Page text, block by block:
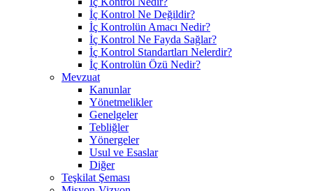
İç Kontrol Ne Değildir?
İç Kontrolün Amacı Nedir?
İç Kontrol Ne Fayda Sağlar?
İç Kontrol Standartları Nelerdir?
İç Kontrolün Özü Nedir?
Mevzuat
Kanunlar
Yönetmelikler
Genelgeler
Tebliğler
Yönergeler
Usul ve Esaslar
Diğer
Teşkilat Şeması